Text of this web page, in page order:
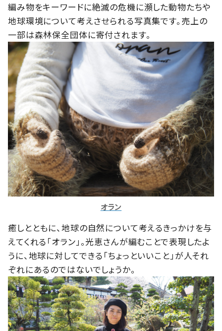
編み物をキーワードに絶滅の危機に瀕した動物たちや
地球環境について考えさせられる写真集です。売上の
一部は森林保全団体に寄付されます。
オラン
癒しとともに、地球の自然について考えるきっかけを与
えてくれる「オラン」。光恵さんが編むことで表現したよ
うに、地球に対してできる「ちょっといいこと」が人それ
ぞれにあるのではないでしょうか。